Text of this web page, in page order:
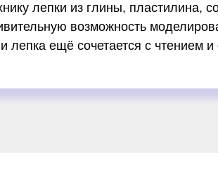
лепки из глины, пластилина,
возможность
лепка ещё сочетается с чтением